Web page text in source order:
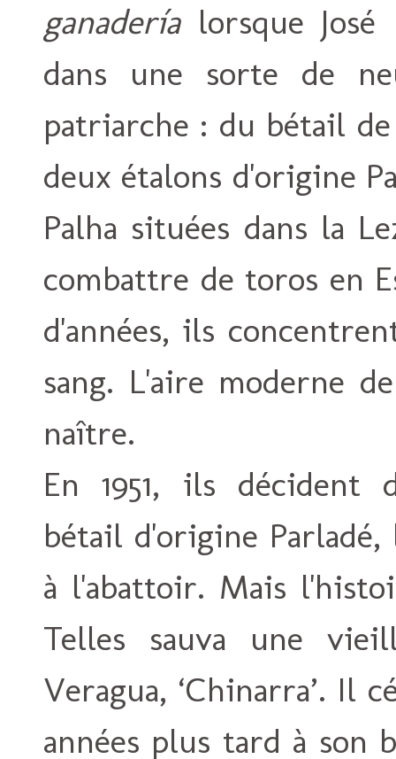
ganaderíalorsque José
dans une sorte de
patriarche : du bétail
deux étalons d'origine
Palha situées dans la
combattre de toros en
d'années, ils
sang. L'aire moderne
naître.
En 1951, ils décident
bétail d'origine
à l'abattoir. Mais
Telles sauva une
Veragua, ‘Chinarra’. Il
années plus tard à son